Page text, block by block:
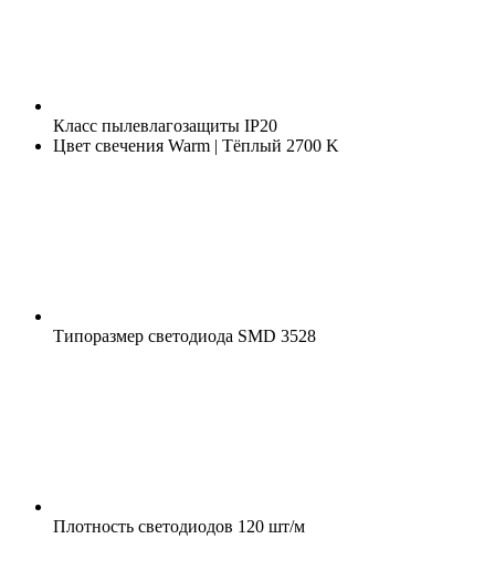
Класс пылевлагозащиты IP20
Цвет свечения Warm | Тёплый 2700 K
Типоразмер светодиода SMD 3528
Плотность светодиодов 120 шт/м